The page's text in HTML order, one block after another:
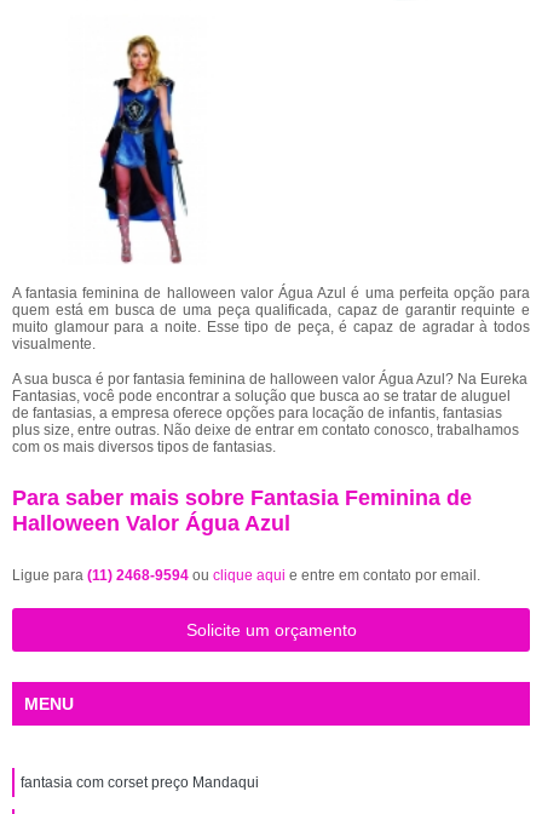
A fantasia feminina de halloween valor Água Azul é uma perfeita opção para
quem está em busca de uma peça qualificada, capaz de garantir requinte e
muito glamour para a noite. Esse tipo de peça, é capaz de agradar à todos
visualmente.
A sua busca é por fantasia feminina de halloween valor Água Azul? Na Eureka
Fantasias, você pode encontrar a solução que busca ao se tratar de aluguel
de fantasias, a empresa oferece opções para locação de infantis, fantasias
plus size, entre outras. Não deixe de entrar em contato conosco, trabalhamos
com os mais diversos tipos de fantasias.
Para saber mais sobre Fantasia Feminina de
Halloween Valor Água Azul
Ligue para (11) 2468-9594 ou clique aqui e entre em contato por email.
Solicite um orçamento
MENU
fantasia com corset preço Mandaqui